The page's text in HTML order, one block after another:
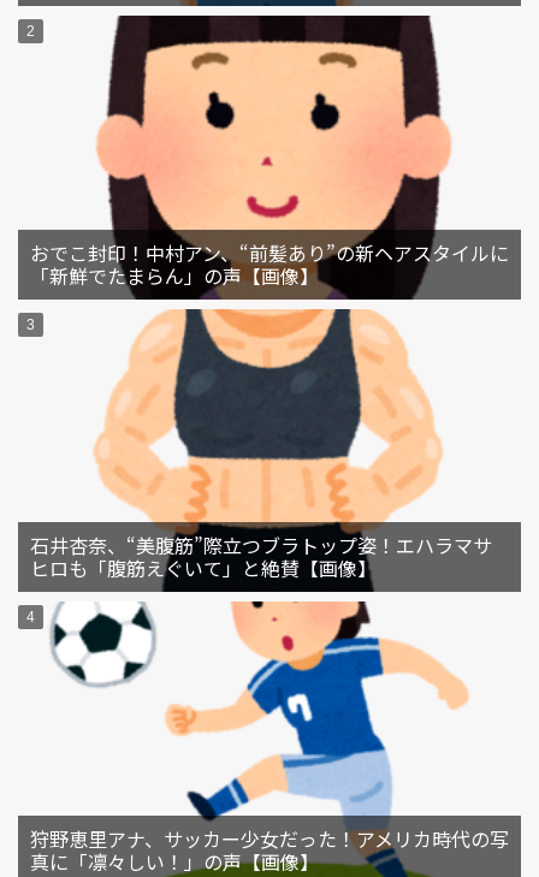
おでこ封印！中村アン、“前髪あり”の新ヘアスタイルに
「新鮮でたまらん」の声【画像】
石井杏奈、“美腹筋”際立つブラトップ姿！エハラマサ
ヒロも「腹筋えぐいて」と絶賛【画像】
狩野恵里アナ、サッカー少女だった！アメリカ時代の写
真に「凛々しい！」の声【画像】